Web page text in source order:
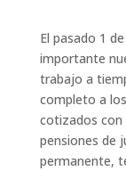
El pasado 1
importante
trabajo a
completo a
cotizados con
pensiones de
permanente,